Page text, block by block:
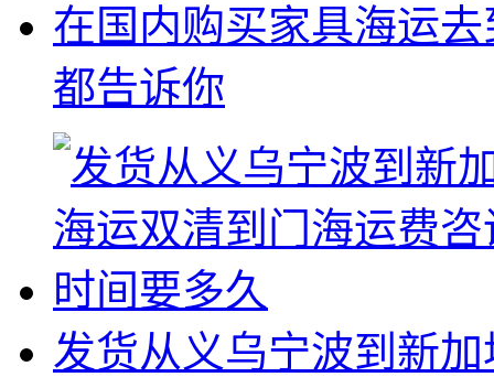
在国内购买家具海运
都告诉你
发货从义乌宁波到新